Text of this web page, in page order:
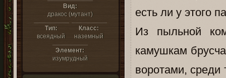
Вид:
дракос (мутант)
Тип:
всеядный
Класс:
наземный
Элемент:
изумрудный
есть ли у этого
Из пыльной
камушкам
воротами,